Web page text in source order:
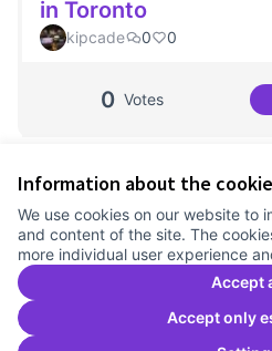
Information about the
We use cookies on our website to
and content of the site. The
more individual user experience
Accept
Accept only
in Toronto
kipcade 0 0
0 Votes
Cookie settings
Comunitat Canòdrom at Facebook
(External link)
Comunitat Canòdrom at Instagram
(External link)
Comunitat Canòdrom at YouTube
(External link)
English
Triar la llenguaElegir el idioma